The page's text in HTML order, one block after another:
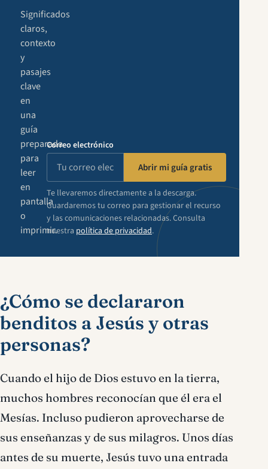
Significados
claros,
contexto
y
pasajes
clave
en
una
guía
preparada
para
leer
en
pantalla
o
imprimir.
Correo electrónico
Abrir mi guía gratis
Te llevaremos directamente a la descarga.
Guardaremos tu correo para gestionar el recurso
y las comunicaciones relacionadas. Consulta
nuestra política de privacidad.
¿Cómo se declararon
benditos a Jesús y otras
personas?
Cuando el hijo de Dios estuvo en la tierra,
muchos hombres reconocían que él era el
Mesías. Incluso pudieron aprovecharse de
sus enseñanzas y de sus milagros. Unos días
antes de su muerte, Jesús tuvo una entrada